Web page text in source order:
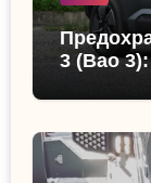
3 (Bao